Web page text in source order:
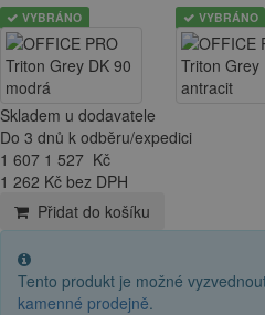
VYBRÁNO VYBRÁNO
Skladem u dodavatele
Do 3 dnů k odběru/expedici
1 607 1 527 Kč
1 262 Kč bez DPH
Přidat do košíku
Tento produkt je možné
kamenné prodejně.